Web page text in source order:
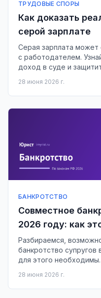
ТРУДОВЫЕ СПОРЫ
Как доказать
серой зарплате
Серая зарплата может
с работодателем.
доход в суде и
28 июня 2026 г.
БАНКРОТСТВО
Совместное
2026 году: как
Разбираемся,
банкротство супругов
для этого необходимы.
28 июня 2026 г.